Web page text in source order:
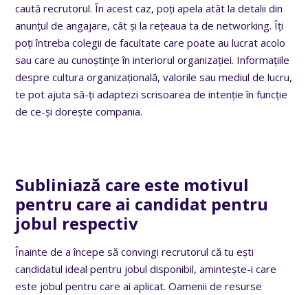
caută recrutorul. În acest caz, poți apela atât la detalii din
anunțul de angajare, cât și la rețeaua ta de networking. Îți
poți întreba colegii de facultate care poate au lucrat acolo
sau care au cunoștințe în interiorul organizației. Informațiile
despre cultura organizațională, valorile sau mediul de lucru,
te pot ajuta să-ți adaptezi scrisoarea de intenție în funcție
de ce-și dorește compania.
Subliniază care este motivul
pentru care ai candidat pentru
jobul respectiv
Înainte de a începe să convingi recrutorul că tu ești
candidatul ideal pentru jobul disponibil, amintește-i care
este jobul pentru care ai aplicat. Oamenii de resurse